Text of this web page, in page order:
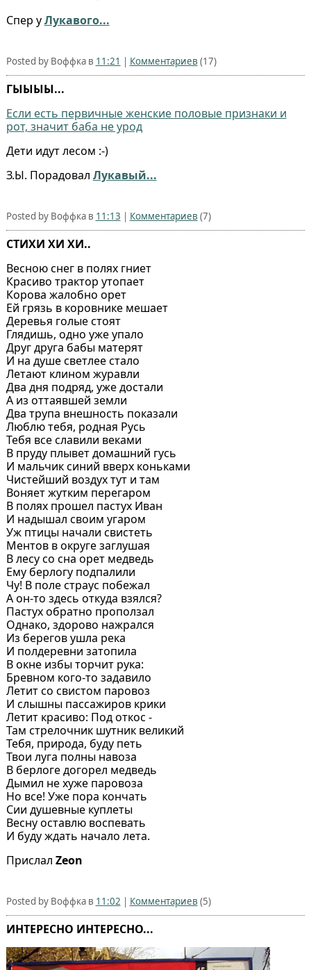
Спер уЛукавого...
Posted by Воффка в 11:21 | Комментариев (17)
ГЫЫЫЫ...
Если есть первичные женские половые признаки и
рот, значит баба не урод
Дети идут лесом :-)
З.Ы. Порадовал Лукавый...
Posted by Воффка в 11:13 | Комментариев (7)
СТИХИ ХИ ХИ..
Весною снег в полях гниет
Красиво трактор утопает
Корова жалобно орет
Ей грязь в коровнике мешает
Деревья голые стоят
Глядишь, одно уже упало
Друг друга бабы матерят
И на душе светлее стало
Летают клином журавли
Два дня подряд, уже достали
А из оттаявшей земли
Два трупа внешность показали
Люблю тебя, родная Русь
Тебя все славили веками
В пруду плывет домашний гусь
И мальчик синий вверх коньками
Чистейший воздух тут и там
Воняет жутким перегаром
В полях прошел пастух Иван
И надышал своим угаром
Уж птицы начали свистеть
Ментов в округе заглушая
В лесу со сна орет медведь
Ему берлогу подпалили
Чу! В поле страус побежал
А он-то здесь откуда взялся?
Пастух обратно проползал
Однако, здорово нажрался
Из берегов ушла река
И полдеревни затопила
В окне избы торчит рука:
Бревном кого-то задавило
Летит со свистом паровоз
И слышны пассажиров крики
Летит красиво: Под откос -
Там стрелочник шутник великий
Тебя, природа, буду петь
Твои луга полны навоза
В берлоге догорел медведь
Дымил не хуже паровоза
Но все! Уже пора кончать
Сии душевные куплеты
Весну оставлю воспевать
И буду ждать начало лета.
Прислал Zeon
Posted by Воффка в 11:02 | Комментариев (5)
ИНТЕРЕСНО ИНТЕРЕСНО...